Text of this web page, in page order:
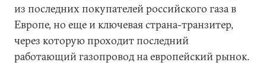
из последних покупателей российского газа в
Европе, но еще и ключевая страна-транзитер,
через которую проходит последний
работающий газопровод на европейский рынок.